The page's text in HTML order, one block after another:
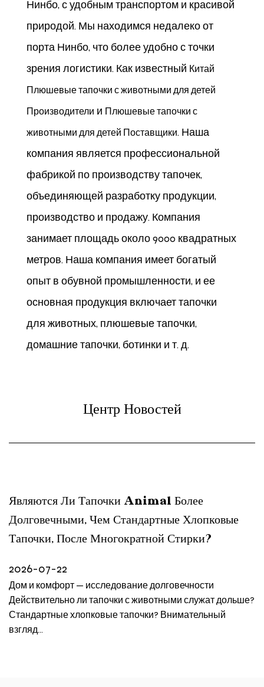
Нинбо, с удобным транспортом и красивой
природой. Мы находимся недалеко от
порта Нинбо, что более удобно с точки
зрения логистики. Как известный Китай
Плюшевые тапочки с животными для детей
Производители и Плюшевые тапочки с
животными для детей Поставщики. Наша
компания является профессиональной
фабрикой по производству тапочек,
объединяющей разработку продукции,
производство и продажу. Компания
занимает площадь около 9000 квадратных
метров. Наша компания имеет богатый
опыт в обувной промышленности, и ее
основная продукция включает тапочки
для животных, плюшевые тапочки,
домашние тапочки, ботинки и т. д.
Центр Новостей
Являются Ли Тапочки Animal Более
Долговечными, Чем Стандартные Хлопковые
Тапочки, После Многократной Стирки?
2026-07-22
Дом и комфорт — исследование долговечности
Действительно ли тапочки с животными служат дольше?
Стандартные хлопковые тапочки? Внимательный
взгляд...